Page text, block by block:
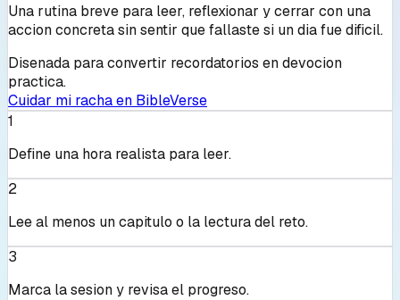
Una rutina breve para leer, reflexionar y cerrar con una
accion concreta sin sentir que fallaste si un dia fue dificil.
Disenada para convertir recordatorios en devocion
practica.
Cuidar mi racha en BibleVerse
1
Define una hora realista para leer.
2
Lee al menos un capitulo o la lectura del reto.
3
Marca la sesion y revisa el progreso.